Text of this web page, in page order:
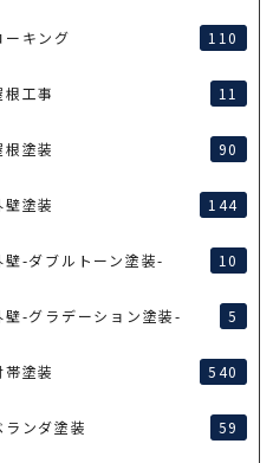
ーキング 110
根工事 11
根塗装 90
壁塗装 144
壁-ダブルトーン塗装- 10
壁-グラデーション塗装- 5
帯塗装 540
ランダ塗装 59